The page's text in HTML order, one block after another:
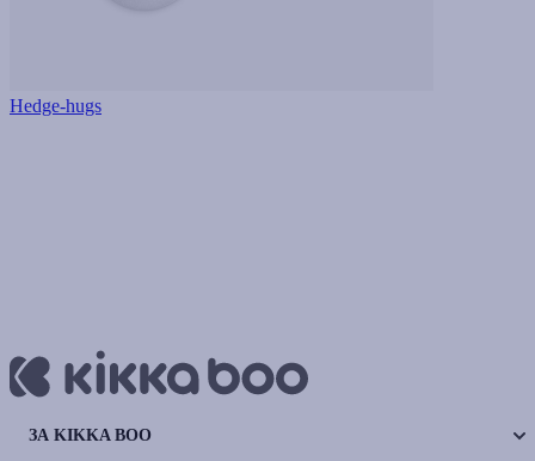
Hedge-hugs
ЗА KIKKA BOO